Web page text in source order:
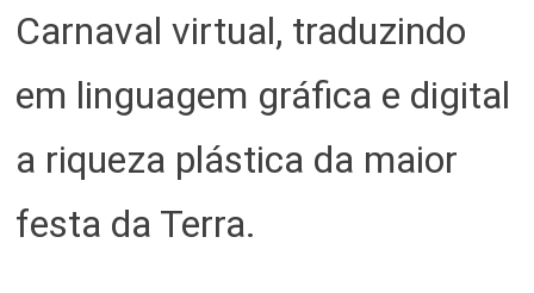
Carnaval virtual, traduzindo
em linguagem gráfica e digital
a riqueza plástica da maior
festa da Terra.